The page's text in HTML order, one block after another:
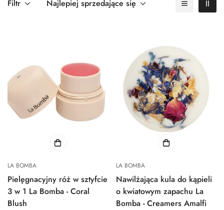
Filtr Najlepiej sprzedające się
LA BOMBA
Pielęgnacyjny róż w sztyfcie
3 w 1 La Bomba - Coral
Blush
LA BOMBA
Nawilżająca kula do kąpieli
o kwiatowym zapachu La
Bomba - Creamers Amalfi